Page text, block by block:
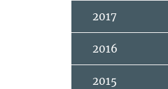
2017
2016
2015